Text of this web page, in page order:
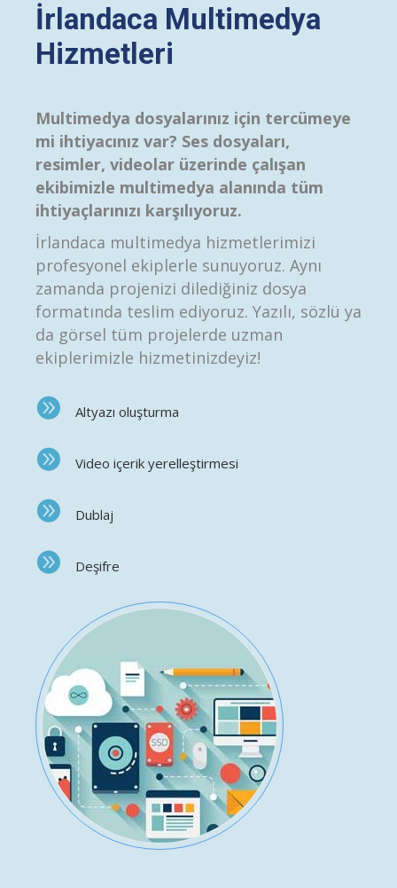
İrlandaca Multimedya
Hizmetleri
Multimedya dosyalarınız için tercümeye
mi ihtiyacınız var? Ses dosyaları,
resimler, videolar üzerinde çalışan
ekibimizle multimedya alanında tüm
ihtiyaçlarınızı karşılıyoruz.
İrlandaca multimedya hizmetlerimizi
profesyonel ekiplerle sunuyoruz. Aynı
zamanda projenizi dilediğiniz dosya
formatında teslim ediyoruz. Yazılı, sözlü ya
da görsel tüm projelerde uzman
ekiplerimizle hizmetinizdeyiz!
Altyazı oluşturma
Video içerik yerelleştirmesi
Dublaj
Deşifre